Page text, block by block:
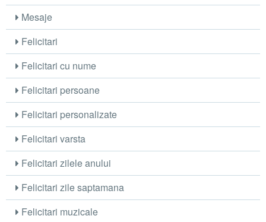
Mesaje
Felicitari
Felicitari cu nume
Felicitari persoane
Felicitari personalizate
Felicitari varsta
Felicitari zilele anului
Felicitari zile saptamana
Felicitari muzicale